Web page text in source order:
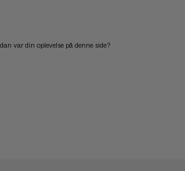
var din oplevelse på denne side?